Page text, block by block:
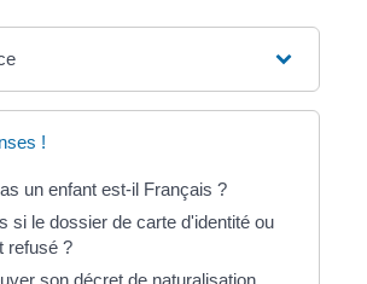
!
un enfant est-il Français ?
si le dossier de carte d'identité ou
refusé ?
son décret de naturalisation